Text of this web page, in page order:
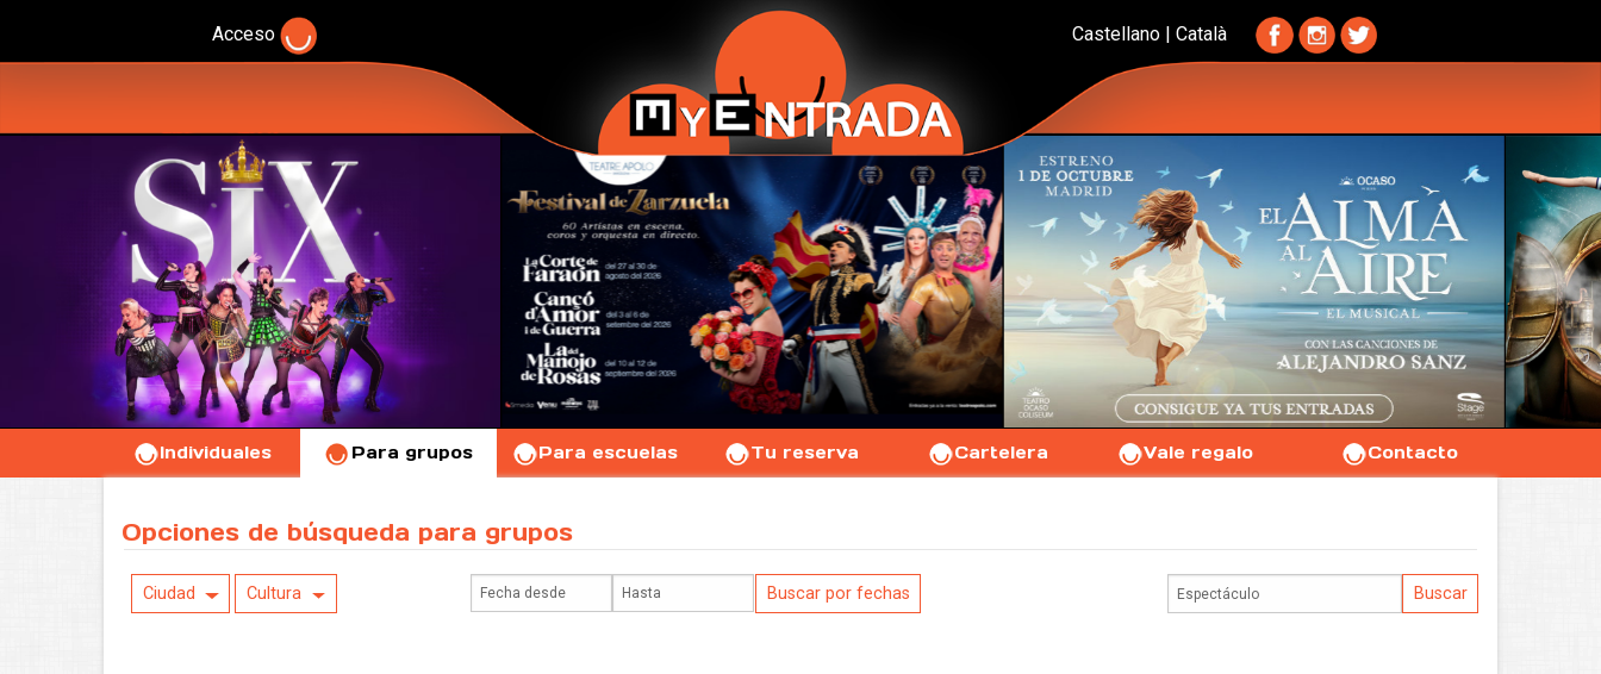
Acceso Castellano |Català
Individuales Para grupos Para escuelas Tu reserva Cartelera Vale regalo Contacto
Opciones de búsqueda para grupos
Ciudad Cultura